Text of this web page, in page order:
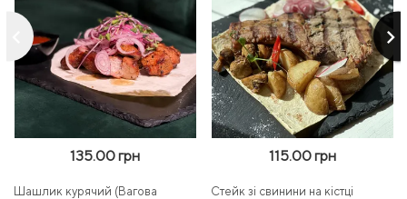
keyboard_arrow_right
135.00 грн
Шашлик курячий (Вагова
115.00 грн
Стейк зі свинини на кістці